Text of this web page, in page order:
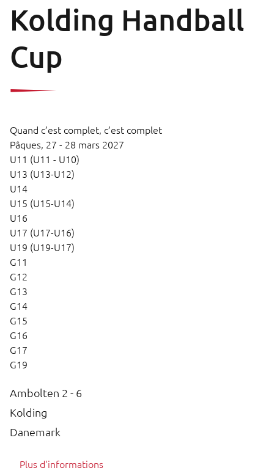
Kolding Handball
Cup
Quand c’est complet, c’est complet
Pâques, 27 - 28 mars 2027
U11 (U11 - U10)
U13 (U13-U12)
U14
U15 (U15-U14)
U16
U17 (U17-U16)
U19 (U19-U17)
G11
G12
G13
G14
G15
G16
G17
G19
Ambolten 2 - 6
Kolding
Danemark
Plus d'informations